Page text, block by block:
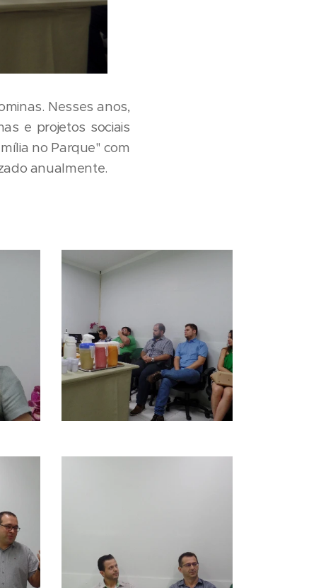
Nesses anos,
e projetos sociais
no Parque" com
anualmente.